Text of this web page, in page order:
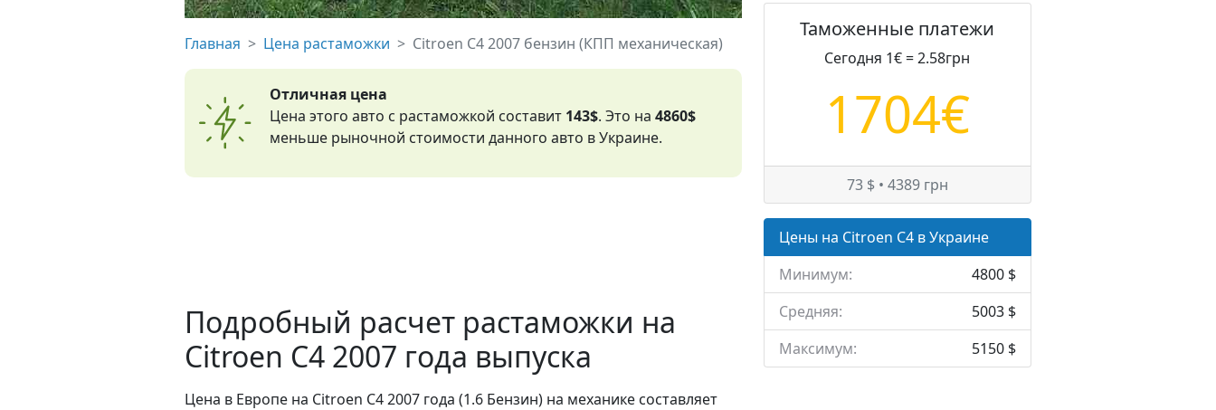
Главная Цена растаможки Citroen C4 2007 бензин (КПП механическая)
Отличная цена
Цена этого авто с растаможкой составит 143$. Это на4860$
меньше рыночной стоимости данного авто в Украине.
Подробный расчет растаможки на
Citroen C4 2007 года выпуска
Цена в Европе на Citroen C4 2007 года (1.6 Бензин) на механике составляет
Таможенные платежи
Сегодня 1€ = 2.58грн
1704€
73 $ • 4389 грн
Цены на Citroen C4 в Украине
Минимум:
4800 $
Средняя:
5003 $
Максимум:
5150 $